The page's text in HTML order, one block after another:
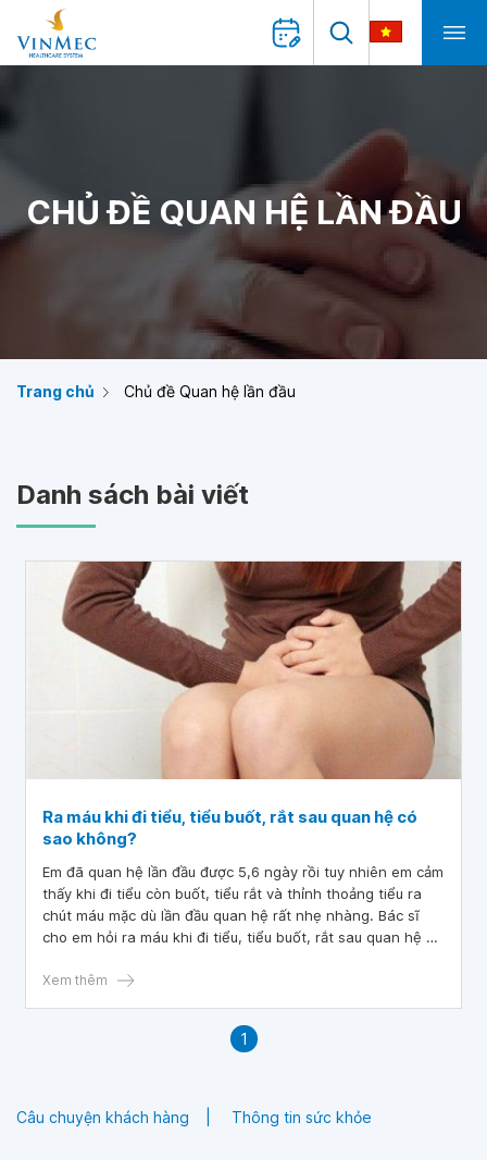
CHỦ ĐỀ QUAN HỆ LẦN ĐẦU
Trang chủ Chủ đề Quan hệ lần đầu
Danh sách bài viết
Ra máu khi đi tiểu, tiểu buốt, rắt sau quan hệ có
sao không?
Em đã quan hệ lần đầu được 5,6 ngày rồi tuy nhiên em cảm
thấy khi đi tiểu còn buốt, tiểu rắt và thỉnh thoảng tiểu ra
chút máu mặc dù lần đầu quan hệ rất nhẹ nhàng. Bác sĩ
cho em hỏi ra máu khi đi tiểu, tiểu buốt, rắt sau quan hệ có
Xem thêm
1
Câu chuyện khách hàng Thông tin sức khỏe